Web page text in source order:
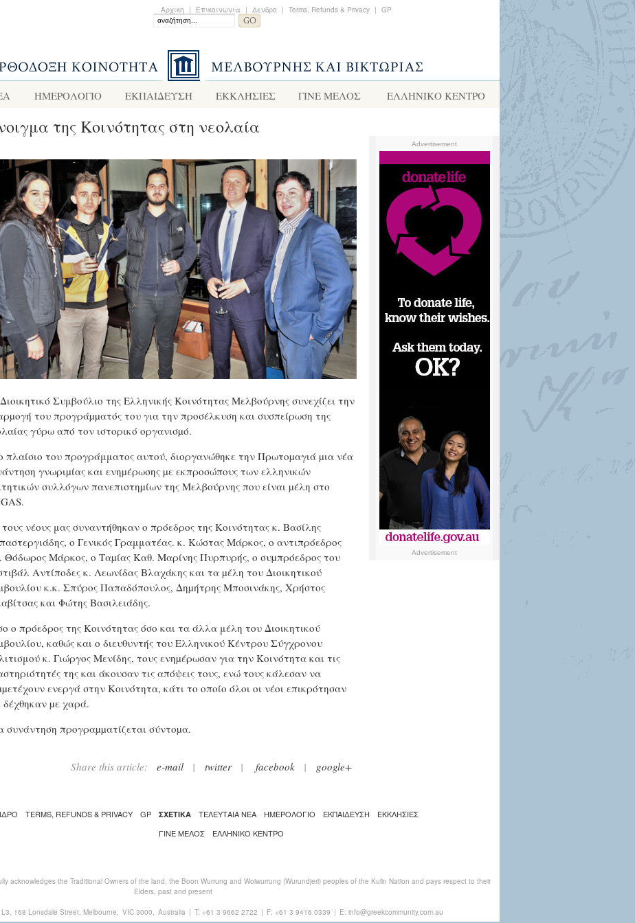
Αρχικη | Επικοινωνια | Δενδρο | Terms, Refunds & Privacy | GP
ΗΜΕΡΟΛΟΓΙΟ ΕΚΠΑΙΔΕΥΣΗ ΕΚΚΛΗΣΙΕΣ ΓΙΝΕ ΜΕΛΟΣ ΕΛΛΗΝΙΚΌ ΚΈΝΤΡΟ
της Κοινότητας στη νεολαία
Συμβούλιο της Ελληνικής Κοινότητας Μελβούρνης συνεχίζει την
του προγράµµατός του για την προσέλκυση και συσπείρωση της
γύρω από τον ιστορικό οργανισµό.
πλαίσιο του προγράμματος αυτού, διοργανώθηκε την Πρωτοµαγιά µια νέα
γνωριµίας και ενηµέρωσης µε εκπροσώπους των ελληνικών
συλλόγων πανεπιστηµίων της Μελβούρνης που είναι µέλη στο
νέους μας συναντήθηκαν ο πρόεδρος της Κοινότητας κ. Βασίλης
ο Γενικός Γραμματέας. κ. Κώστας Μάρκος, ο αντιπρόεδρος
Θόδωρος Μάρκος, ο Ταµίας Καθ. Μαρίνης Πυρπυρής, ο συµπρόεδρος του
Αντίποδες κ. Λεωνίδας Βλαχάκης και τα µέλη του Διοικητικού
κ.κ. Σπύρος Παπαδόπουλος, Δηµήτρης Μποσινάκης, Χρήστος
και Φώτης Βασιλειάδης.
ο πρόεδρος της Κοινότητας όσο και τα άλλα μέλη του Διοικητικού
καθώς και ο διευθυντής του Ελληνικού Κέντρου Σύγχρονου
κ. Γιώργος Μενίδης, τους ενηµέρωσαν για την Κοινότητα και τις
της και άκουσαν τις απόψεις τους, ενώ τους κάλεσαν να
ενεργά στην Κοινότητα, κάτι το οποίο όλοι οι νέοι επικρότησαν
δέχθηκαν µε χαρά.
συνάντηση προγραµµατίζεται σύντοµα.
Share this article: e-mail | twitter | facebook | google+
Advertisement
Advertisement
TERMS, REFUNDS & PRIVACY GP ΣΧΕΤΙΚΑ ΤΕΛΕΥΤΑΙΑ ΝΕΑ ΗΜΕΡΟΛΟΓΙΟ ΕΚΠΑΙΔΕΥΣΗ
ΕΚΚΛΗΣΙΕΣ
ΓΙΝΕ ΜΕΛΟΣ
ΕΛΛΗΝΙΚΌ ΚΈΝΤΡΟ
acknowledges the Traditional Owners of the land, the Boon Wurrung and Woiwurrung (Wurundjeri) peoples of the Kulin Nation and pays respect to their
Elders, past and present
L3, 168 Lonsdale Street, Melbourne, VIC 3000, Australia | T: +61 3 9662 2722 | F: +61 3 9416 0339 | E: info@greekcommunity.com.au